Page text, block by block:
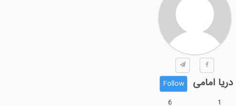
دریا امامی
Follow
1
6